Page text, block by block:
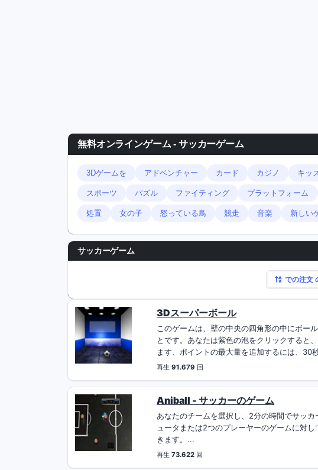
無料オンラインゲーム - サッカーゲーム
3Dゲームを アドベンチャー カード カジノ キッ
スポーツ パズル ファイティング プラットフォーム
処置 女の子 怒っている鳥 競走 音楽 新しい
サッカーゲーム
での注文
3Dスーパーボール
このゲームは、壁の中央の四角形の中にボー
とです。あなたは紫色の泡をクリックすると
ます、ポイントの最大量を追加するには、30
再生91.679 回
Aniball - サッカーのゲーム
あなたのチームを選択し、2分の時間でサッ
ュータまたは2つのプレーヤーのゲームに対
きます。...
再生73.622 回